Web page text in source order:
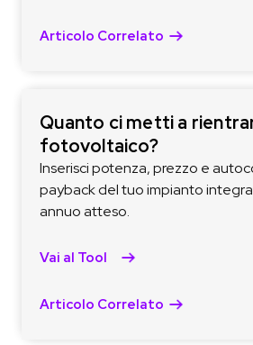
Articolo Correlato
Quanto ci metti a
fotovoltaico?
Inserisci potenza, prezzo e
payback del tuo impianto
annuo atteso.
Vai al Tool
Articolo Correlato